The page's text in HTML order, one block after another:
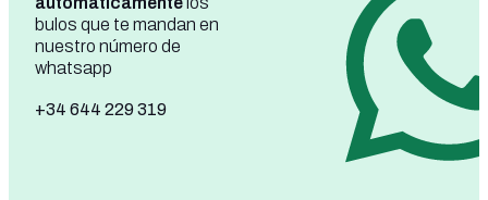
bulos que te mandan en
nuestro número de
whatsapp
+34 644 229 319